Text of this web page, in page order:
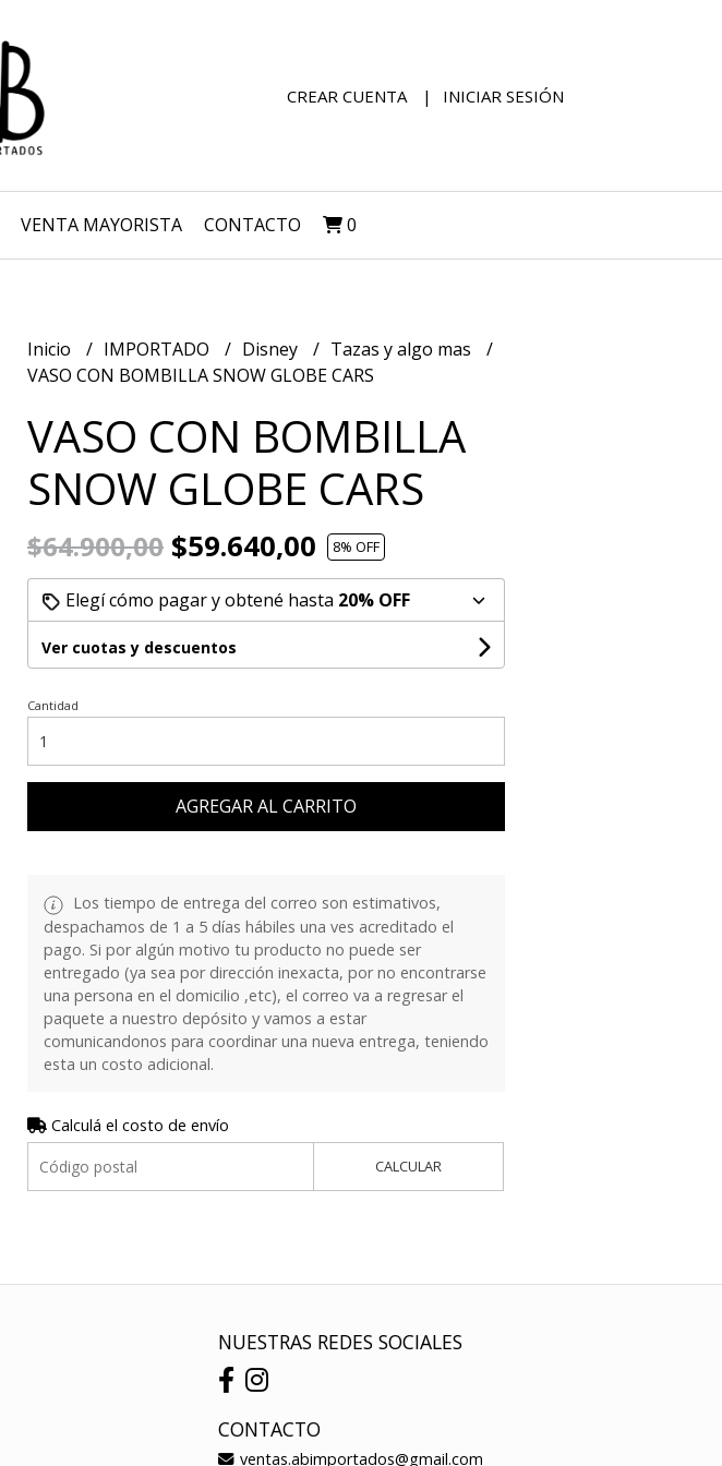
CREAR CUENTA INICIAR SESIÓN
VENTA MAYORISTA CONTACTO 0
Inicio IMPORTADO Disney
Tazas y algo mas
VASO CON BOMBILLA SNOW GLOBE CARS
VASO CON BOMBILLA
SNOW GLOBE CARS
$64.900,00 $59.640,00 8% OFF
Elegí cómo pagar y obtené hasta 20% OFF
Ver cuotas y descuentos
Cantidad
AGREGAR AL CARRITO
Los tiempo de entrega del correo son estimativos,
despachamos de 1 a 5 días hábiles una ves acreditado el
pago. Si por algún motivo tu producto no puede ser
entregado (ya sea por dirección inexacta, por no encontrarse
una persona en el domicilio ,etc), el correo va a regresar el
paquete a nuestro depósito y vamos a estar
comunicandonos para coordinar una nueva entrega, teniendo
esta un costo adicional.
Calculá el costo de envío
CALCULAR
NUESTRAS REDES SOCIALES
CONTACTO
ventas.abimportados@gmail.com